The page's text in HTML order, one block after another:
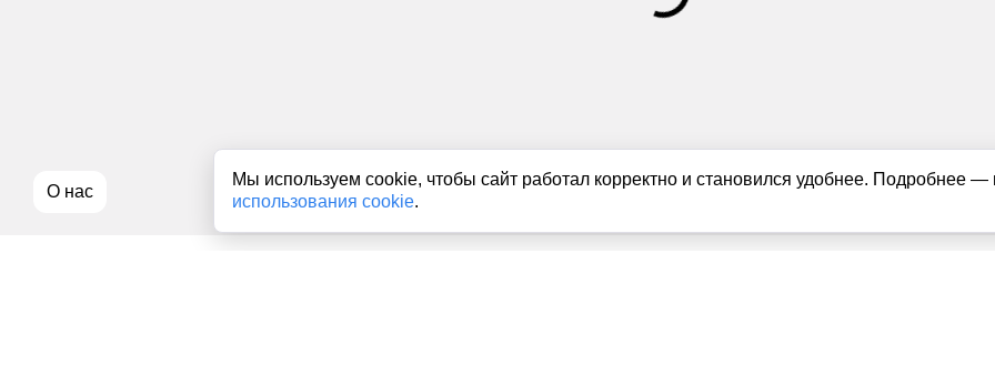
Мы используем cookie, чтобы сайт работал корректно и становился удобнее. Подробнее
использования cookie.
О нас